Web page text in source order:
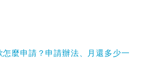
怎麼申請？申請辦法、月還多少一